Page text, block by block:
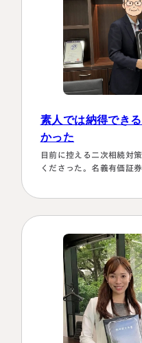
素人では納得でき
かった
目前に控える二次相続対
くださった。名義有価証